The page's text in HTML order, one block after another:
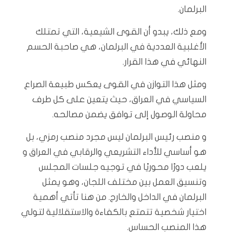
البرلمان.
ومع ذلك، يبدو أن القوى الشيعية، التي تمتلك
الأغلبية العددية في البرلمان، هي صاحبة الحسم
النهائي في هذا القرار.
ومثل هذا التوازن في القوى يعكس طبيعة الصراع
السياسي في العراق، حيث يتعين على كل طرف
محاولة الوصول إلى توافق يضمن مصالحه.
و منصب رئيس البرلمان ليس مجرد منصب رمزي، بل
هو أساسي للأداء التشريعي والرقابي في العراق و
يلعب دورًا محوريًا في توجيه جلسات المجلس
وتنسيق العمل بين مختلف اللجان، وهو يمثل
البرلمان في الداخل والخارج. من هنا تأتي أهمية
اختيار شخصية تتمتع بالكفاءة والاستقلالية لتولي
هذا المنصب الحساس.